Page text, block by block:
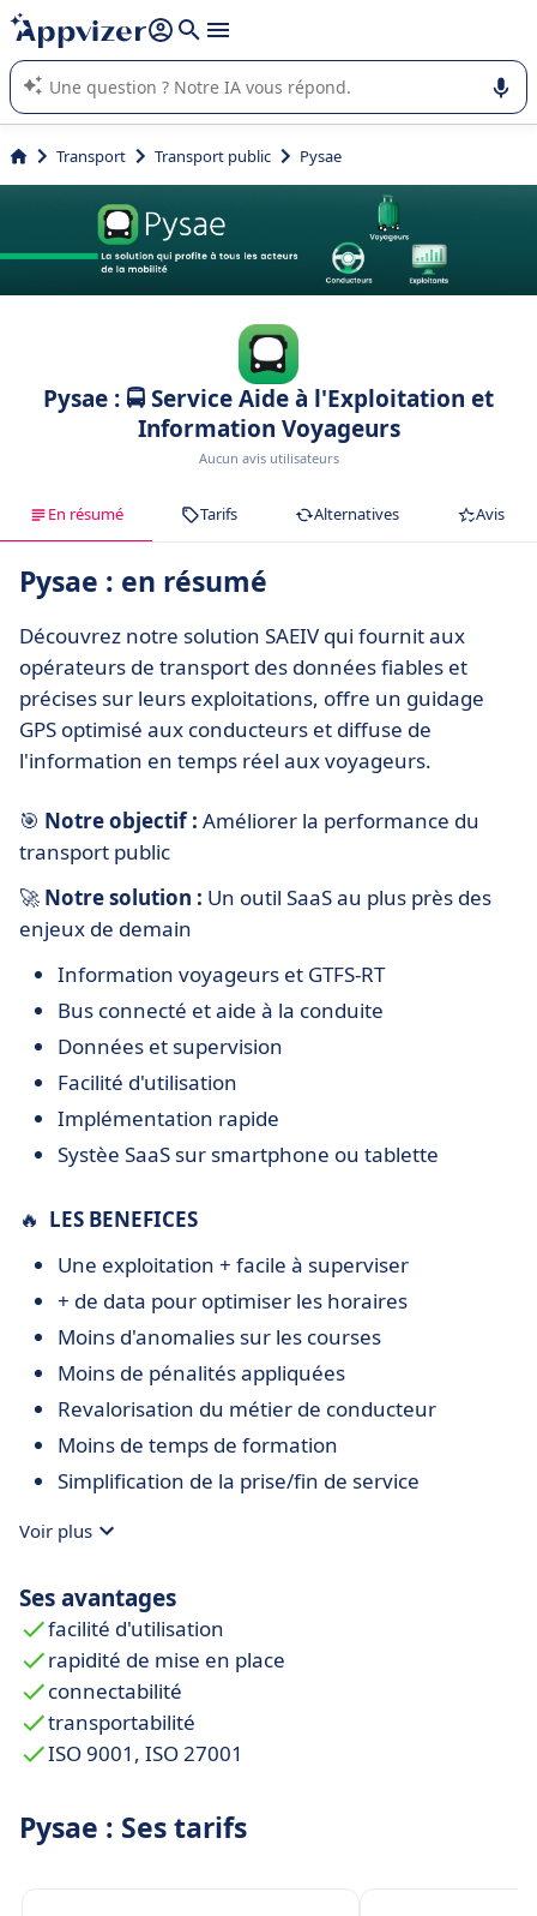
répondre (plusieurs lignes avec
L'IA de Appvizer vous guide dans l'utilisation ou la sélection de
logiciel SaaS en entreprise.
Transport Transport public Pysae
Pysae : 🚍 Service Aide à l'Exploitation et
Information Voyageurs
Aucun avis utilisateurs
En résumé Tarifs Alternatives Avis
Pysae : en résumé
Découvrez notre solution SAEIV qui fournit aux
opérateurs de transport des données fiables et
précises sur leurs exploitations, offre un guidage
GPS optimisé aux conducteurs et diffuse de
l'information en temps réel aux voyageurs.
🎯 Notre objectif : Améliorer la performance du
transport public
🚀 Notre solution : Un outil SaaS au plus près des
enjeux de demain
Information voyageurs et GTFS-RT
Bus connecté et aide à la conduite
Données et supervision
Facilité d'utilisation
Implémentation rapide
Systèe SaaS sur smartphone ou tablette
🔥 LES BENEFICES
Une exploitation + facile à superviser
+ de data pour optimiser les horaires
Moins d'anomalies sur les courses
Moins de pénalités appliquées
Revalorisation du métier de conducteur
Moins de temps de formation
Simplification de la prise/fin de service
Voir plus
Ses avantages
facilité d'utilisation
rapidité de mise en place
connectabilité
transportabilité
ISO 9001, ISO 27001
Pysae : Ses tarifs